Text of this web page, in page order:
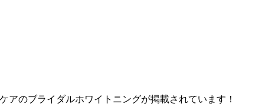
アのブライダルホワイトニングが掲載されています！